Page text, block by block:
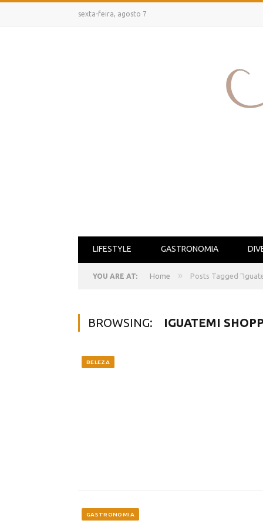
sexta-feira, agosto 7
LIFESTYLE GASTRONOMIA
YOU ARE AT: Home » Posts Tagged
BROWSING: IGUATEMI
BELEZA
GASTRONOMIA